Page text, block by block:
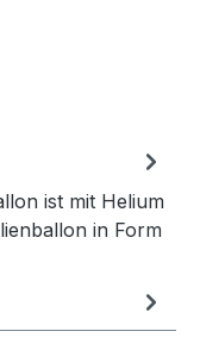
ist mit Helium
in Form